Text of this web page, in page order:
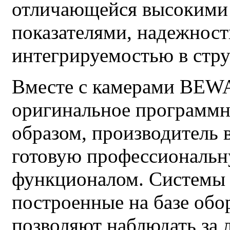
SV6016FLM
отличающейся
показателями,
интегрируемостью в
Вместе с камерами
оригинальное
образом, производитель
готовую
функционалом. Системы
построенные на базе
позволяют наблюдать